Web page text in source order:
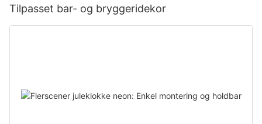
Tilpasset bar- og bryggeridekor